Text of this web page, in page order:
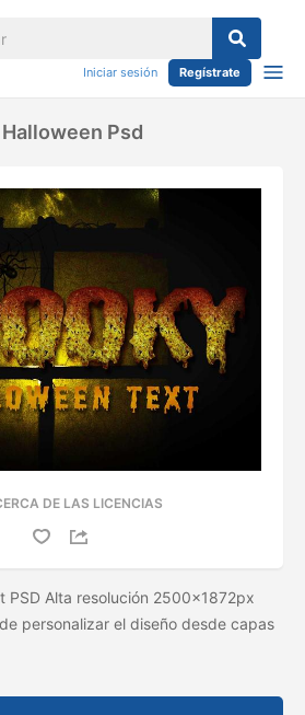
Iniciar sesión Regístrate
Psd
DE LAS LICENCIAS
PSD Alta resolución 2500x1872px
personalizar el diseño desde capas